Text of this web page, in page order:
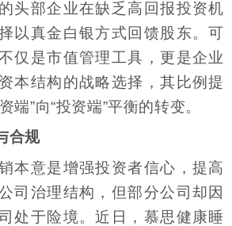
头部企业在缺乏高回报投资机
以真金白银方式回馈股东。可
仅是市值管理工具，更是企业
本结构的战略选择，其比例提
端”向“投资端”平衡的转变。
合规
本意是增强投资者信心，提高
司治理结构，但部分公司却因
处于险境。近日，慕思健康睡